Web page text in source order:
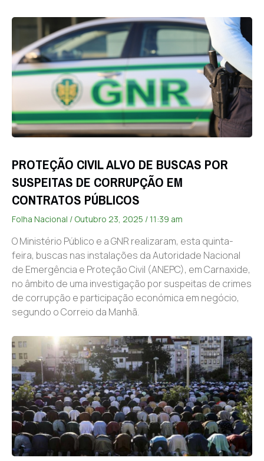
PROTEÇÃO CIVIL ALVO DE BUSCAS POR
SUSPEITAS DE CORRUPÇÃO EM
CONTRATOS PÚBLICOS
Folha Nacional Outubro 23, 2025 11:39 am
O Ministério Público e a GNR realizaram, esta quinta-
feira, buscas nas instalações da Autoridade Nacional
de Emergência e Proteção Civil (ANEPC), em Carnaxide,
no âmbito de uma investigação por suspeitas de crimes
de corrupção e participação económica em negócio,
segundo o Correio da Manhã.